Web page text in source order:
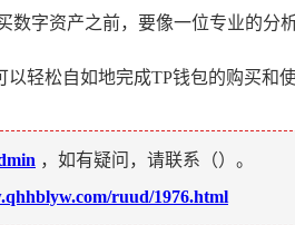
数字资产之前，要像一位专业的分
轻松自如地完成TP钱包的购买和
，如有疑问，请联系（）。
ruud/1976.html